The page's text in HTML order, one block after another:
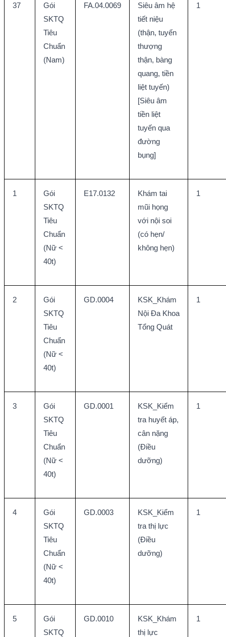
37
Gói
SKTQ
Tiêu
Chuẩn
(Nam)
FA.04.0069
Siêu âm hệ
tiết niệu
(thận, tuyến
thượng
thận, bàng
quang, tiền
liệt tuyến)
[Siêu âm
tiền liệt
tuyến qua
đường
bụng]
1
1
Gói
SKTQ
Tiêu
Chuẩn
(Nữ <
40t)
E17.0132
Khám tai
mũi họng
với nội soi
(có hẹn/
không hẹn)
1
2
Gói
SKTQ
Tiêu
Chuẩn
(Nữ <
40t)
GD.0004
KSK_Khám
Nội Đa Khoa
Tổng Quát
1
3
Gói
SKTQ
Tiêu
Chuẩn
(Nữ <
40t)
GD.0001
KSK_Kiểm
tra huyết áp,
cân nặng
(Điều
dưỡng)
1
4
Gói
SKTQ
Tiêu
Chuẩn
(Nữ <
40t)
GD.0003
KSK_Kiểm
tra thị lực
(Điều
dưỡng)
1
5
Gói
SKTQ
GD.0010
KSK_Khám
thị lực
1